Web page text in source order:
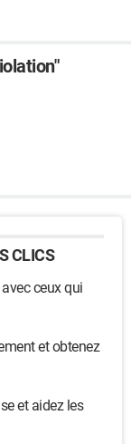
CLICS
ceux qui
et obtenez
et aidez les